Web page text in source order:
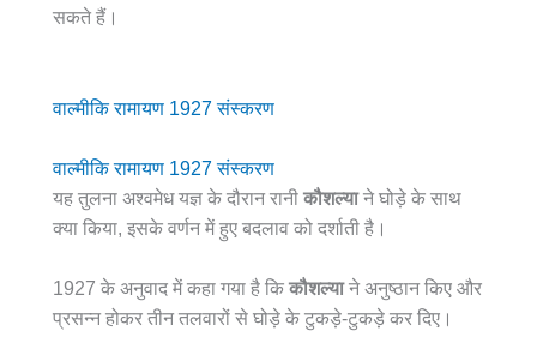
सकते हैं।
वाल्मीकि रामायण 1927 संस्करण
वाल्मीकि रामायण 1927 संस्करण
यह तुलना अश्वमेध यज्ञ के दौरान रानी कौशल्याने घोड़े के साथ
क्या किया, इसके वर्णन में हुए बदलाव को दर्शाती है।
1927 के अनुवाद में कहा गया है कि कौशल्याने अनुष्ठान किए और
प्रसन्न होकर तीन तलवारों से घोड़े के टुकड़े-टुकड़े कर दिए।